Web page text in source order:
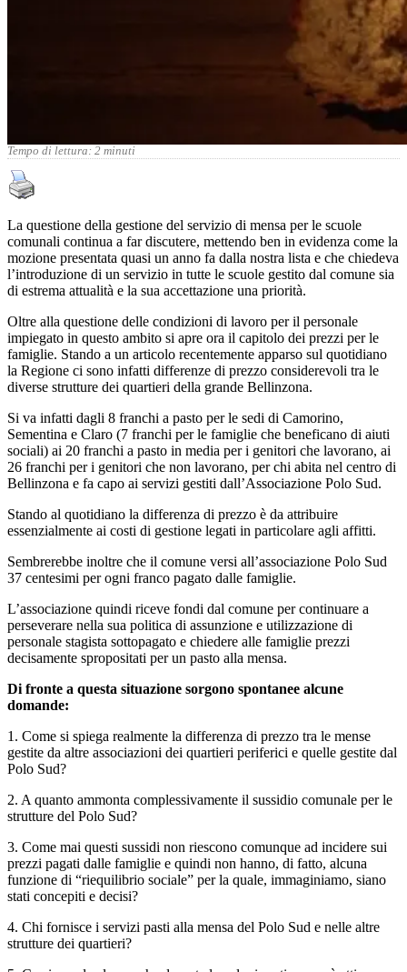
Tempo di lettura: 2 minuti
La questione della gestione del servizio di mensa per le scuole
comunali continua a far discutere, mettendo ben in evidenza come la
mozione presentata quasi un anno fa dalla nostra lista e che chiedeva
l’introduzione di un servizio in tutte le scuole gestito dal comune sia
di estrema attualità e la sua accettazione una priorità.
Oltre alla questione delle condizioni di lavoro per il personale
impiegato in questo ambito si apre ora il capitolo dei prezzi per le
famiglie. Stando a un articolo recentemente apparso sul quotidiano
la Regione ci sono infatti differenze di prezzo considerevoli tra le
diverse strutture dei quartieri della grande Bellinzona.
Si va infatti dagli 8 franchi a pasto per le sedi di Camorino,
Sementina e Claro (7 franchi per le famiglie che beneficano di aiuti
sociali) ai 20 franchi a pasto in media per i genitori che lavorano, ai
26 franchi per i genitori che non lavorano, per chi abita nel centro di
Bellinzona e fa capo ai servizi gestiti dall’Associazione Polo Sud.
Stando al quotidiano la differenza di prezzo è da attribuire
essenzialmente ai costi di gestione legati in particolare agli affitti.
Sembrerebbe inoltre che il comune versi all’associazione Polo Sud
37 centesimi per ogni franco pagato dalle famiglie.
L’associazione quindi riceve fondi dal comune per continuare a
perseverare nella sua politica di assunzione e utilizzazione di
personale stagista sottopagato e chiedere alle famiglie prezzi
decisamente spropositati per un pasto alla mensa.
Di fronte a questa situazione sorgono spontanee alcune
domande:
1. Come si spiega realmente la differenza di prezzo tra le mense
gestite da altre associazioni dei quartieri periferici e quelle gestite dal
Polo Sud?
2. A quanto ammonta complessivamente il sussidio comunale per le
strutture del Polo Sud?
3. Come mai questi sussidi non riescono comunque ad incidere sui
prezzi pagati dalle famiglie e quindi non hanno, di fatto, alcuna
funzione di “riequilibrio sociale” per la quale, immaginiamo, siano
stati concepiti e decisi?
4. Chi fornisce i servizi pasti alla mensa del Polo Sud e nelle altre
strutture dei quartieri?